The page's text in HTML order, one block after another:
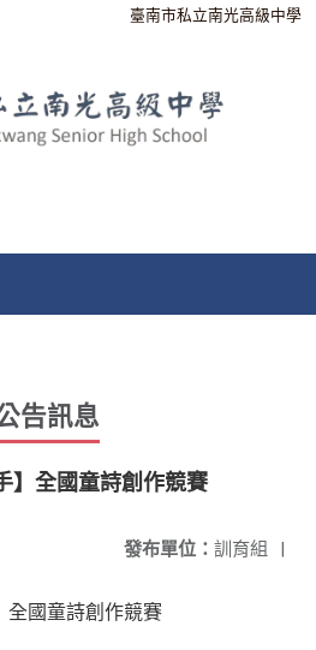
臺南市私立南光高級中學
告訊息
】全國童詩創作競賽
發布單位： 訓育組 |
全國童詩創作競賽